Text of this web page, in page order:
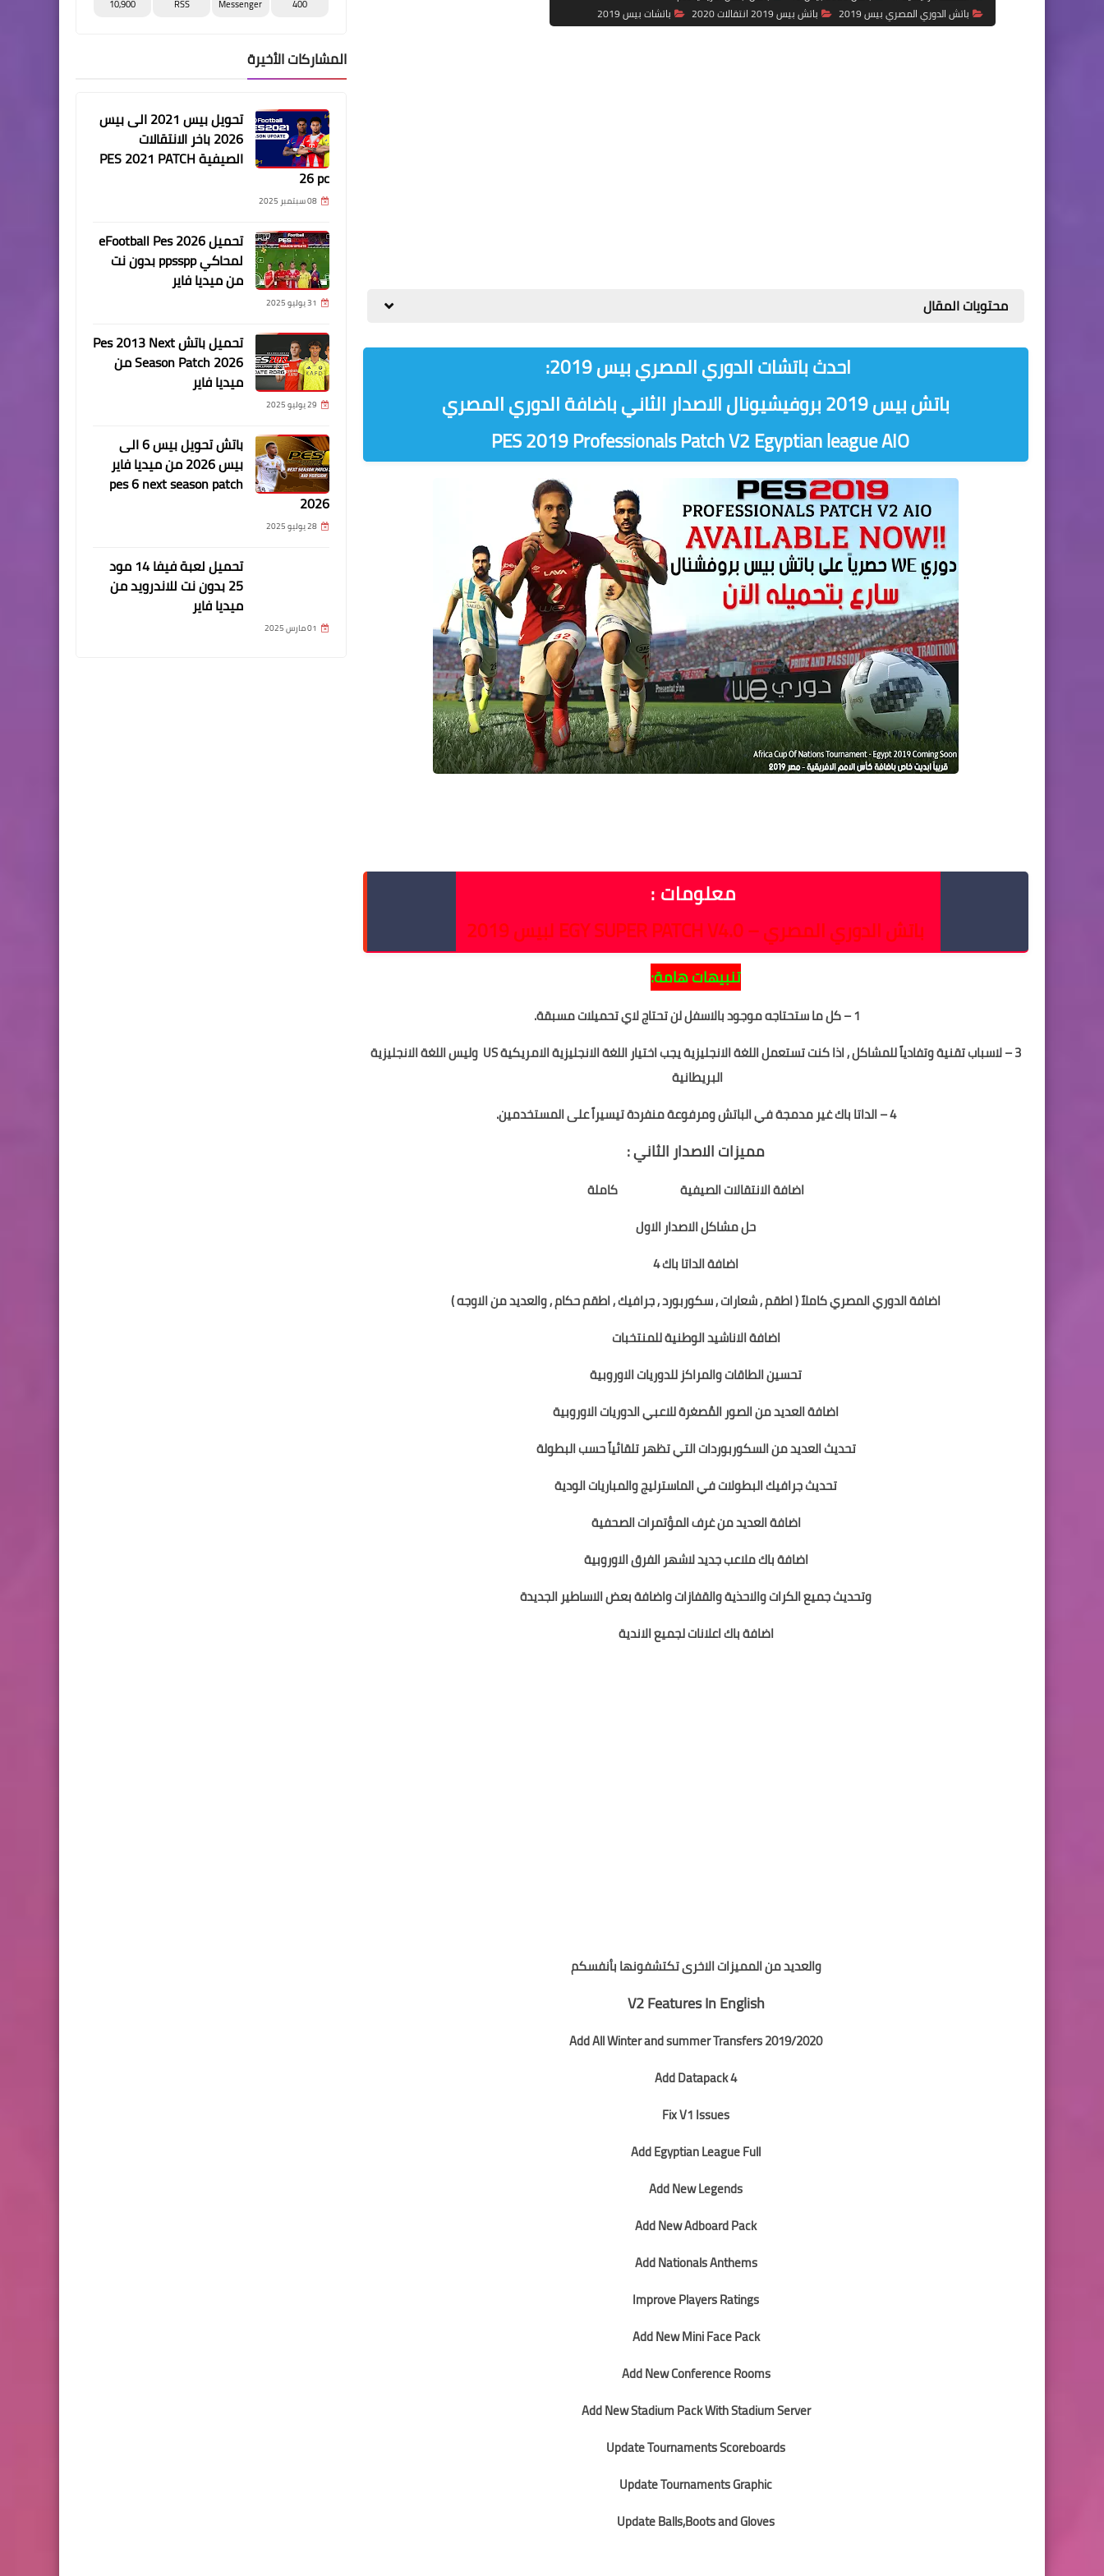
باتش الدوري المصري بيس 2019
باتش بيس 2019 انتقالات 2020 باتشات بيس 2019
محتويات المقال
احدث باتشات الدوري المصري بيس 2019:
باتش بيس 2019 بروفيشيونال الاصدار الثاني باضافة الدوري المصري
PES 2019 Professionals Patch V2 Egyptian league AIO
معلومات :
باتش الدوري المصري – EGY SUPER PATCH V4.0 لبيس 2019
تنبيهات هامة:
1 – كل ما ستحتاجه موجود بالاسفل لن تحتاج لاي تحميلات مسبقة.
3 – لاسباب تقنية وتفادياً للمشاكل , اذا كنت تستعمل اللغة الانجليزية يجب اختيار اللغة الانجليزية الامريكية
وليس اللغة الانجليزية
البريطانية
4 – الداتا باك غير مدمجة في الباتش ومرفوعة منفردة تيسيراً على المستخدمين.
مميزات الاصدار الثاني :
اضافة الانتقالات الصيفية
كاملة
حل مشاكل الاصدار الاول
اضافة الداتا باك 4
اضافة الدوري المصري كاملاً ( اطقم , شعارات , سكوربورد , جرافيك , اطقم حكام , والعديد من الاوجه )
اضافة الاناشيد الوطنية للمنتخبات
تحسين الطاقات والمراكز للدوريات الاوروبية
اضافة العديد من الصور المُصغرة للاعبي الدوريات الاوروبية
تحديث العديد من السكوربوردات التي تظهر تلقائياً حسب البطولة
تحديث جرافيك البطولات في الماسترليج والمباريات الودية
اضافة العديد من غرف المؤتمرات الصحفية
اضافة باك ملاعب جديد لاشهر الفرق الاوروبية
وتحديث جميع الكرات والاحذية والقفازاتواضافة بعض الاساطير الجديدة
اضافة باك اعلانات لجميع الاندية
والعديد من المميزات الاخرى تكتشفونها بأنفسكم
V2 Features In English
2020/Add All Winter and summer Transfers 2019
Add Datapack 4
Fix V1 Issues
Add Egyptian League Full
Add New Legends
Add New Adboard Pack
Add Nationals Anthems
Improve Players Ratings
Add New Mini Face Pack
Add New Conference Rooms
Add New Stadium Pack With Stadium Server
Update Tournaments Scoreboards
Update Tournaments Graphic
Update Balls,Boots and Gloves
400
Messenger
RSS
10,900
المشاركات الأخيرة
تحويل بيس 2021 الى بيس
2026 باخر الانتقالات
الصيفية PES 2021 PATCH
26 pc
08 سبتمبر 2025
تحميل eFootball Pes 2026
لمحاكي ppsspp بدون نت
من ميديا فاير
31 يوليو 2025
تحميل باتش Pes 2013 Next
Season Patch 2026 من
ميديا فاير
29 يوليو 2025
باتش تحويل بيس 6 الى
بيس 2026 من ميديا فاير
pes 6 next season patch
2026
28 يوليو 2025
تحميل لعبة فيفا 14 مود
25 بدون نت للاندرويد من
ميديا فاير
01 مارس 2025